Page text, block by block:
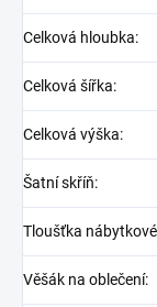
Celková hloubka:
Celková šířka:
Celková výška:
Šatní skříň:
Tloušťka
Věšák na oblečení: